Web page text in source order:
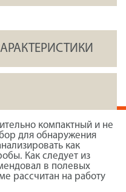
компактный и не
для обнаружения
как
Как следует из
в полевых
рассчитан на работу